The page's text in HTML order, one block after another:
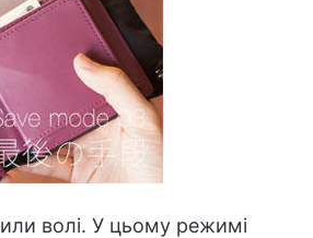
волі. У цьому режимі